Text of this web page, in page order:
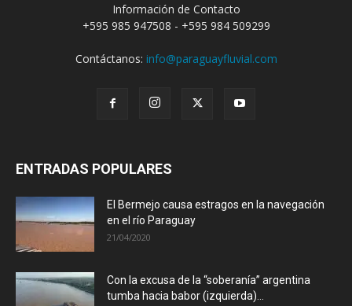
Información de Contacto
+595 985 947508 - +595 984 509299
Contáctanos: info@paraguayfluvial.com
ENTRADAS POPULARES
El Bermejo causa estragos en la navegación
en el río Paraguay
21/04/2020
Con la excusa de la “soberanía” argentina
tumba hacia babor (izquierda)...